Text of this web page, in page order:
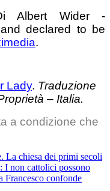
Albert Wider -
and declared to be
.
Lady. Traduzione
– Italia.
a condizione che
La chiesa dei primi secoli
I non cattolici possono
Francesco confonde